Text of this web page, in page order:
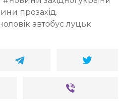
прозахід.
автобус луцьк